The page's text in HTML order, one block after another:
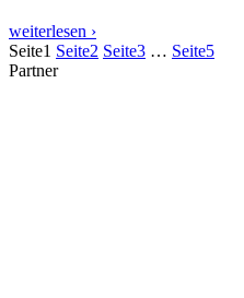
weiterlesen ›
Seite1 Seite2 Seite3 … Seite5
Partner